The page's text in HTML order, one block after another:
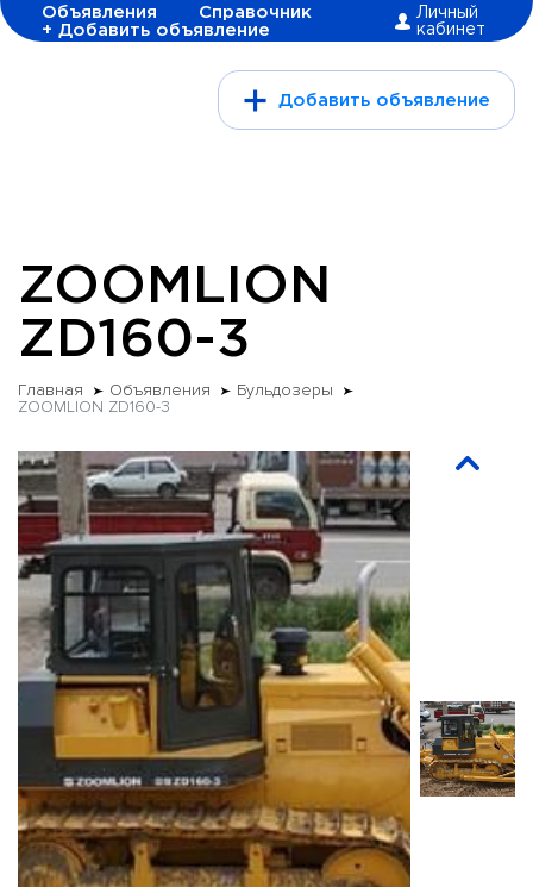
Объявления
Справочник
+ Добавить объявление
Личный
кабинет
Добавить объявление
ZOOMLION
ZD160-3
Главная Объявления
Бульдозеры
ZOOMLION ZD160-3